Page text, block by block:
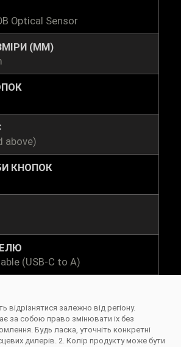
Optical Sensor
(ММ)
above)
КНОПОК
(USB-C to A)
відрізнятися залежно від регіону.
за собою право змінювати іх без
Будь ласка, уточніть конкретні
дилерів. 2. Колір продукту може бути